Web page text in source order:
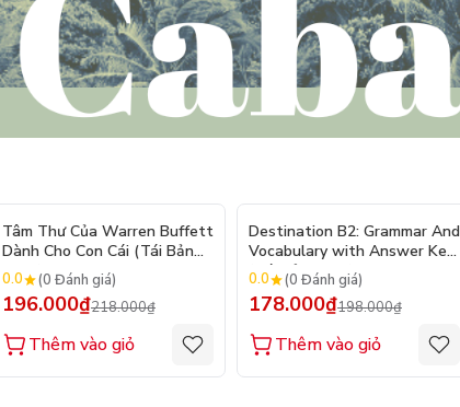
- 10%
Tâm Thư Của Warren Buffett
Dành Cho Con Cái (Tái Bản
2026)
0.0 (0 Đánh giá)
196.000₫218.000₫
Thêm vào giỏ
- 10%
Destination B2: Grammar And
Vocabulary with Answer Key
(Tái Bản 2025)
0.0 (0 Đánh giá)
178.000₫198.000₫
Thêm vào giỏ